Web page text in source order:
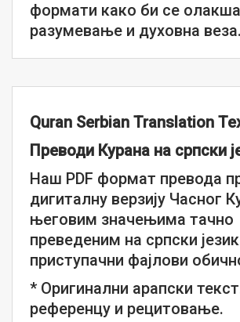
формати како би се
разумевање и духовна веза.
Quran Serbian Translation
Преводи Курана на српски
Наш PDF формат превода
дигиталну верзију Часног
његовим значењима тачно
преведеним на српски
приступачни фајлови
* Оригинални арапски
референцу и рецитовање.